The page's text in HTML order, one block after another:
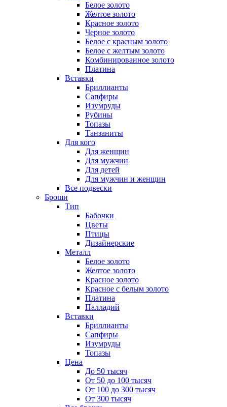
Белое золото
Желтое золото
Красное золото
Черное золото
Белое с красным золото
Белое с желтым золото
Комбинированное золото
Платина
Вставки
Бриллианты
Сапфиры
Изумруды
Рубины
Топазы
Танзаниты
Для кого
Для женщин
Для мужчин
Для детей
Для мужчин и женщин
Все подвески
Броши
Тип
Бабочки
Цветы
Птицы
Дизайнерские
Металл
Белое золото
Желтое золото
Красное золото
Красное с белым золото
Платина
Палладий
Вставки
Бриллианты
Сапфиры
Изумруды
Топазы
Цена
До 50 тысяч
От 50 до 100 тысяч
От 100 до 300 тысяч
От 300 тысяч